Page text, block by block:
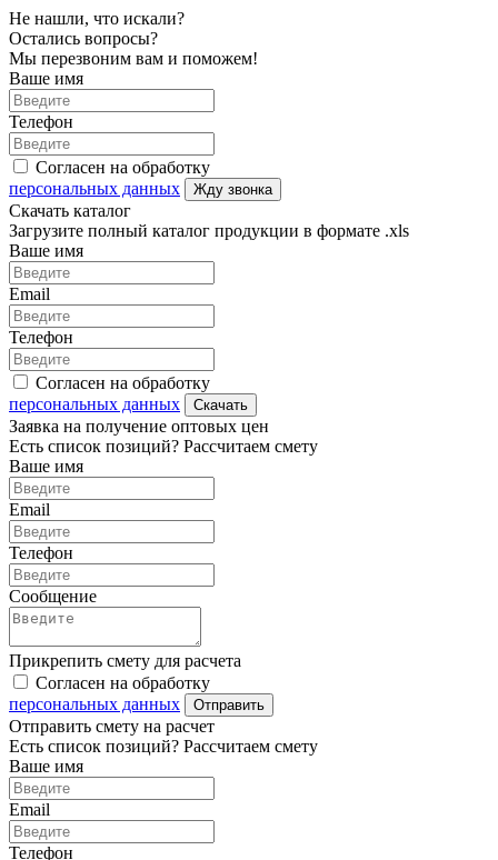
Не нашли, что искали?
Остались вопросы?
Мы перезвоним вам и поможем!
Ваше имя
Телефон
Согласен на обработку
персональных данных
Жду звонка
Скачать каталог
Загрузите полный каталог продукции в формате .xls
Ваше имя
Email
Телефон
Согласен на обработку
персональных данных
Скачать
Заявка на получение оптовых цен
Есть список позиций? Рассчитаем смету
Ваше имя
Email
Телефон
Сообщение
Прикрепить смету для расчета
Согласен на обработку
персональных данных
Отправить
Отправить смету на расчет
Есть список позиций? Рассчитаем смету
Ваше имя
Email
Телефон